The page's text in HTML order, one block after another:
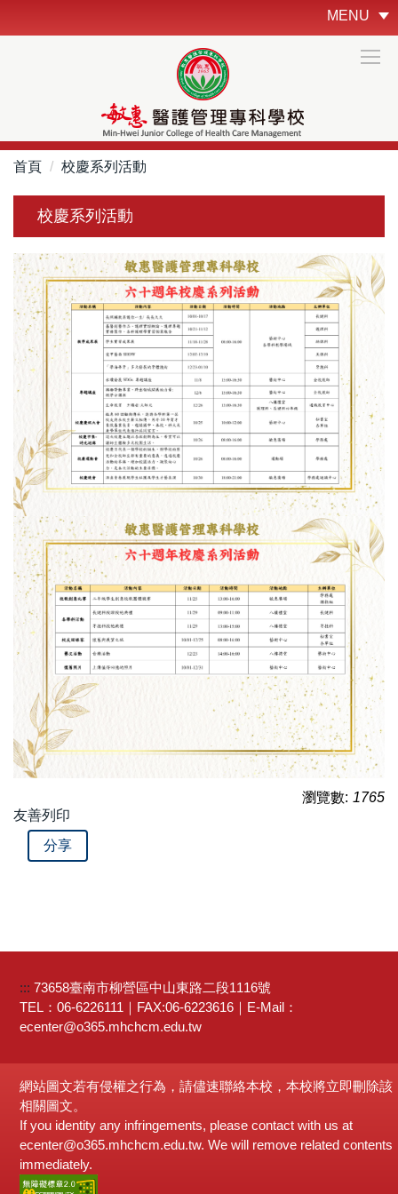
到
區
MENU
首頁 校慶系列活動
校慶系列活動
瀏覽數: 1765
友善列印
分享
::: 73658臺南市柳營區中山東路二段1116號
TEL：06-6226111｜FAX:06-6223616｜E-Mail：
ecenter@o365.mhchcm.edu.tw
網站圖文若有侵權之行為，請儘速聯絡本校，本校將立即刪除該
相關圖文。
If you identity any infringements, please contact with us at
ecenter@o365.mhchcm.edu.tw. We will remove related contents
immediately.